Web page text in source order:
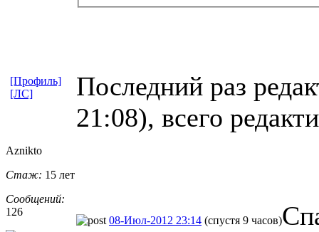
Последний раз
21:08), всего
[Профиль]
[ЛС]
Aznikto
Стаж: 15 лет
Сообщений:
126
08-Июл-2012 23:14 (спустя 9 часов)